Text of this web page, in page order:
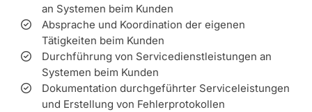
an Systemen beim Kunden
Absprache und Koordination der eigenen
Tätigkeiten beim Kunden
Durchführung von Servicedienstleistungen an
Systemen beim Kunden
Dokumentation durchgeführter Serviceleistungen
und Erstellung von Fehlerprotokollen